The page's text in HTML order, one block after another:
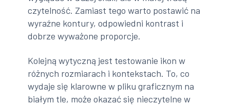
czytelność. Zamiast tego warto postawić na
wyraźne kontury, odpowiedni kontrast i
dobrze wyważone proporcje.
Kolejną wytyczną jest testowanie ikon w
różnych rozmiarach i kontekstach. To, co
wydaje się klarowne w pliku graficznym na
białym tle, może okazać się nieczytelne w